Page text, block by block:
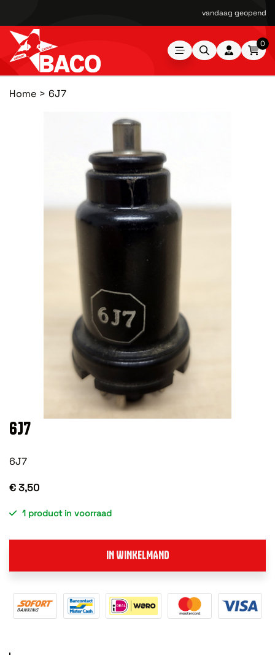
vandaag geopend
0
Home 6J7
6J7
6J7
€ 3,50
1 product in voorraad
IN WINKELMAND